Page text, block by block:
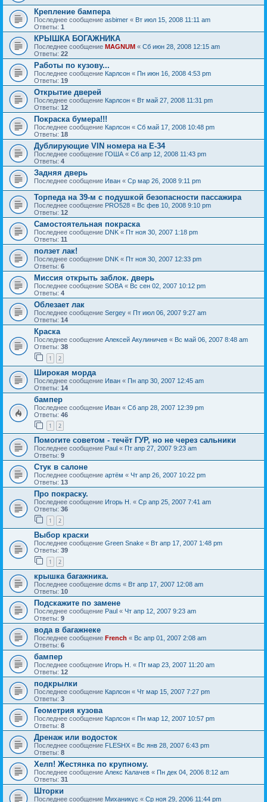
Крепление бампера
Последнее сообщение asbimer « Вт июл 15, 2008 11:11 am
Ответы: 1
КРЫШКА БОГАЖНИКА
Последнее сообщение MAGNUM « Сб июн 28, 2008 12:15 am
Ответы: 22
Работы по кузову...
Последнее сообщение Карлсон « Пн июн 16, 2008 4:53 pm
Ответы: 19
Открытие дверей
Последнее сообщение Карлсон « Вт май 27, 2008 11:31 pm
Ответы: 12
Покраска бумера!!!
Последнее сообщение Карлсон « Сб май 17, 2008 10:48 pm
Ответы: 18
Дублирующие VIN номера на Е-34
Последнее сообщение ГОША « Сб апр 12, 2008 11:43 pm
Ответы: 4
Задняя дверь
Последнее сообщение Иван « Ср мар 26, 2008 9:11 pm
Торпеда на 39-м с подушкой безопасности пассажира
Последнее сообщение PRO528 « Вс фев 10, 2008 9:10 pm
Ответы: 12
Самостоятельная покраска
Последнее сообщение DNK « Пт ноя 30, 2007 1:18 pm
Ответы: 11
ползет лак!
Последнее сообщение DNK « Пт ноя 30, 2007 12:33 pm
Ответы: 6
Миссия открыть заблок. дверь
Последнее сообщение SOBA « Вс сен 02, 2007 10:12 pm
Ответы: 4
Облезает лак
Последнее сообщение Sergey « Пт июл 06, 2007 9:27 am
Ответы: 14
Краска
Последнее сообщение Алексей Акулиничев « Вс май 06, 2007 8:48 am
Ответы: 38
1 2
Широкая морда
Последнее сообщение Иван « Пн апр 30, 2007 12:45 am
Ответы: 14
бампер
Последнее сообщение Иван « Сб апр 28, 2007 12:39 pm
Ответы: 46
1 2
Помогите советом - течёт ГУР, но не через сальники
Последнее сообщение Paul « Пт апр 27, 2007 9:23 am
Ответы: 9
Стук в салоне
Последнее сообщение артём « Чт апр 26, 2007 10:22 pm
Ответы: 13
Про покраску.
Последнее сообщение Игорь Н. « Ср апр 25, 2007 7:41 am
Ответы: 36
1 2
Выбор краски
Последнее сообщение Green Snake « Вт апр 17, 2007 1:48 pm
Ответы: 39
1 2
крышка багажника.
Последнее сообщение dcms « Вт апр 17, 2007 12:08 am
Ответы: 10
Подскажите по замене
Последнее сообщение Paul « Чт апр 12, 2007 9:23 am
Ответы: 9
вода в багажнеке
Последнее сообщение French « Вс апр 01, 2007 2:08 am
Ответы: 6
бампер
Последнее сообщение Игорь Н. « Пт мар 23, 2007 11:20 am
Ответы: 12
подкрылки
Последнее сообщение Карлсон « Чт мар 15, 2007 7:27 pm
Ответы: 3
Геометрия кузова
Последнее сообщение Карлсон « Пн мар 12, 2007 10:57 pm
Ответы: 8
Дренаж или водосток
Последнее сообщение FLESHX « Вс янв 28, 2007 6:43 pm
Ответы: 8
Хелп! Жестянка по крупному.
Последнее сообщение Алекс Калачев « Пн дек 04, 2006 8:12 am
Ответы: 31
Шторки
Последнее сообщение Миханикус « Ср ноя 29, 2006 11:44 pm